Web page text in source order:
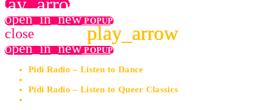
open_in_new POPUP
close
open_in_new POPUP
play_arrow
Pidi Radio – Listen to Dance
play_arrow
Pidi Radio – Listen to Queer Classics
play_arrow
play_arrow